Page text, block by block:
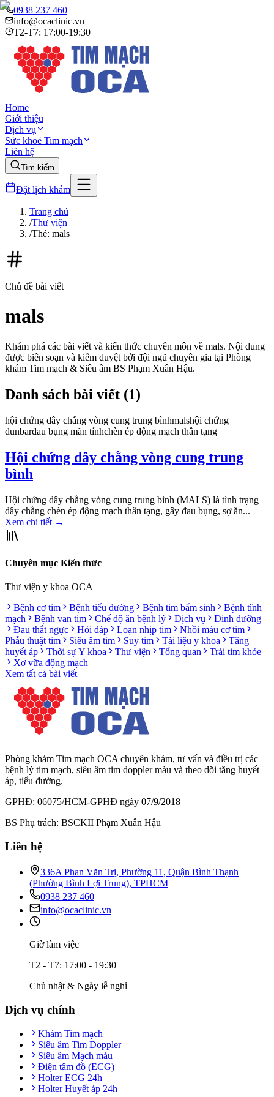
0938 237 460
info@ocaclinic.vn
T2-T7: 17:00-19:30
Home
Giới thiệu
Dịch vụ
Sức khoẻ Tim mạch
Liên hệ
Tìm kiếm
Đặt lịch khám
Trang chủ
/Thư viện
/Thẻ: mals
Chủ đề bài viết
mals
Khám phá các bài viết và kiến thức chuyên môn về mals. Nội dung
được biên soạn và kiểm duyệt bởi đội ngũ chuyên gia tại Phòng
khám Tim mạch & Siêu âm BS Phạm Xuân Hậu.
Danh sách bài viết (1)
hội chứng dây chằng vòng cung trung bìnhmalshội chứng
dunbarđau bụng mãn tínhchèn ép động mạch thân tạng
Hội chứng dây chằng vòng cung trung
bình
Hội chứng dây chằng vòng cung trung bình (MALS) là tình trạng
dây chằng chèn ép động mạch thân tạng, gây đau bụng, sợ ăn...
Xem chi tiết →
Chuyên mục Kiến thức
Thư viện y khoa OCA
Bệnh cơ tim
Bệnh tiểu đường Bệnh tim bẩm sinh
Bệnh tĩnh
mạch
Bệnh van tim Chế độ ăn bệnh lý Dịch vụ
Dinh dưỡng
Đau thắt ngực
Hỏi đáp Loạn nhịp tim
Nhồi máu cơ tim
Phẫu thuật tim
Siêu âm tim Suy tim Tài liệu y khoa
Tăng
huyết áp
Thời sự Y khoa Thư viện Tổng quan
Trái tim khỏe
Xơ vữa động mạch
Xem tất cả bài viết
Phòng khám Tim mạch OCA chuyên khám, tư vấn và điều trị các
bệnh lý tim mạch, siêu âm tim doppler màu và theo dõi tăng huyết
áp, tiểu đường.
GPHĐ: 06075/HCM-GPHĐ ngày 07/9/2018
BS Phụ trách: BSCKII Phạm Xuân Hậu
Liên hệ
336A Phan Văn Trị, Phường 11, Quận Bình Thạnh
(Phường Bình Lợi Trung), TPHCM
0938 237 460
info@ocaclinic.vn
Giờ làm việc
T2 - T7: 17:00 - 19:30
Chủ nhật & Ngày lễ nghỉ
Dịch vụ chính
Khám Tim mạch
Siêu âm Tim Doppler
Siêu âm Mạch máu
Điện tâm đồ (ECG)
Holter ECG 24h
Holter Huyết áp 24h